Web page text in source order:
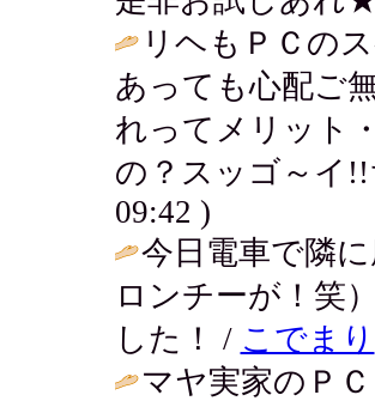
リヘもＰＣの
あっても心配ご
れってメリット
の？スッゴ～イ
09:42 )
今日電車で隣
ロンチーが！笑
した！ / こでまり
マヤ実家のＰ